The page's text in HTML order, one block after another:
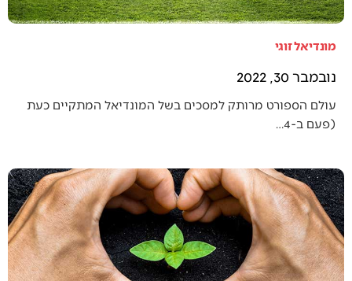
מונדיאל זוגי
נובמבר 30, 2022
עולם הספורט מרותק למסכים בשל המונדיאל המתקיים כעת
(פעם ב-4…